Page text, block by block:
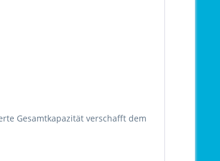
Gesamtkapazität verschafft dem